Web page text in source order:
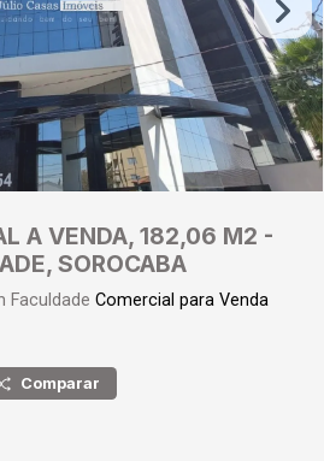
A VENDA, 182,06 M2 -
SOROCABA
Faculdade Comercial para Venda
Comparar